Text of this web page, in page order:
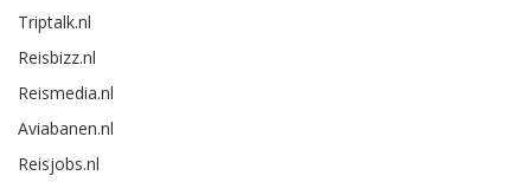
Triptalk.nl
Reisbizz.nl
Reismedia.nl
Aviabanen.nl
Reisjobs.nl